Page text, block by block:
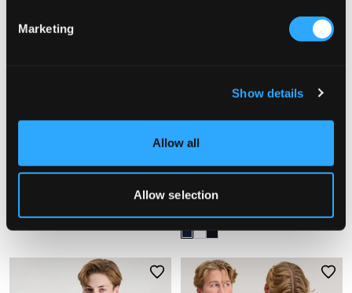
Marketing
Show details
Allow all
Allow selectionSHORT SLEEVE POLO